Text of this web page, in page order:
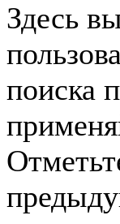
Здесь
поиска